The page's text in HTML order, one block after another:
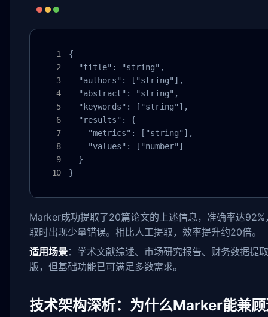
{
  "title": "string",
  "authors": ["string"],
  "abstract": "string",
  "keywords": ["string"],
  "results": {
    "metrics": ["string"],
    "values": ["number"]
  }
}
Marker成功提取了20篇论文的上述信息，准确率达
取时出现少量错误。相比人工提取，效率提升约20倍。
适用场景：学术文献综述、市场研究报告、财务数据提
版，但基础功能已可满足多数需求。
技术架构深析：为什么Marker能兼